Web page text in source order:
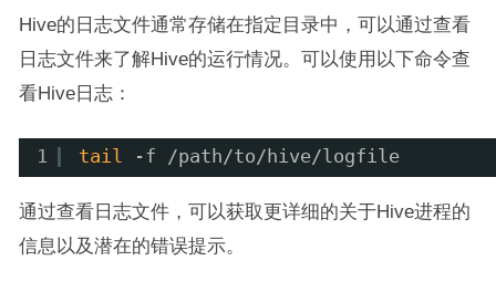
Hive的日志文件通常存储在指定目录中，可以通过查看
日志文件来了解Hive的运行情况。可以使用以下命令查
看Hive日志：
1 tail -f /path/to/hive/logfile
通过查看日志文件，可以获取更详细的关于Hive进程的
信息以及潜在的错误提示。